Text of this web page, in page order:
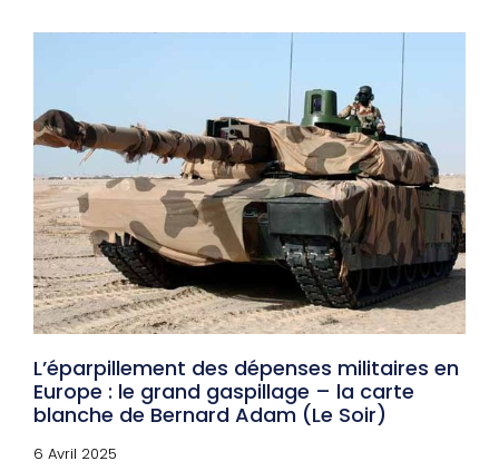
L’éparpillement des dépenses militaires en
Europe : le grand gaspillage – la carte
blanche de Bernard Adam (Le Soir)
6 Avril 2025